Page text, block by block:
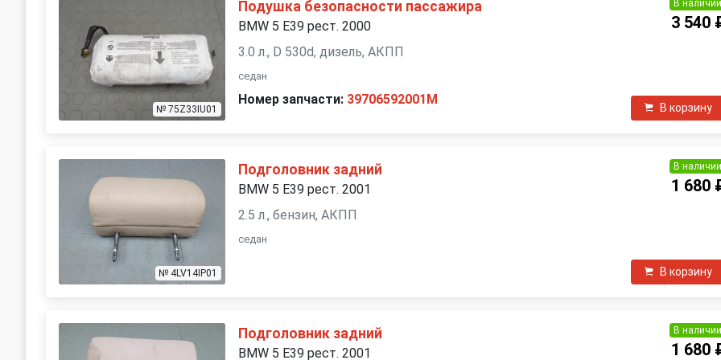
№ 75Z33IU01
Подушка безопасности пассажира
BMW 5 E39 рест. 2000
3.0 л., D 530d, дизель, АКПП
седан
Номер запчасти: 39706592001M
В наличии
3 540
В корзину
№ 4LV14IP01
Подголовник задний
BMW 5 E39 рест. 2001
2.5 л., бензин, АКПП
седан
В наличии
1 680
В корзину
Подголовник задний
BMW 5 E39 рест. 2001
В наличии
1 680